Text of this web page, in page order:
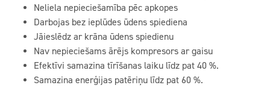
Neliela nepieciešamība pēc apkopes
Darbojas bez ieplūdes ūdens spiediena
Jāieslēdz ar krāna ūdens spiedienu
Nav nepieciešams ārējs kompresors ar gaisu
Efektīvi samazina tīrīšanas laiku līdz pat 40 %.
Samazina enerģijas patēriņu līdz pat 60 %.